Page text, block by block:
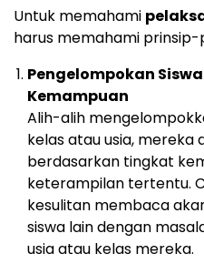
Untuk memahami
harus memahami prinsip-
Pengelompokan
Kemampuan
Alih-alih
kelas atau usia, mereka
berdasarkan tingkat
keterampilan tertentu.
kesulitan membaca
siswa lain dengan
usia atau kelas mereka.